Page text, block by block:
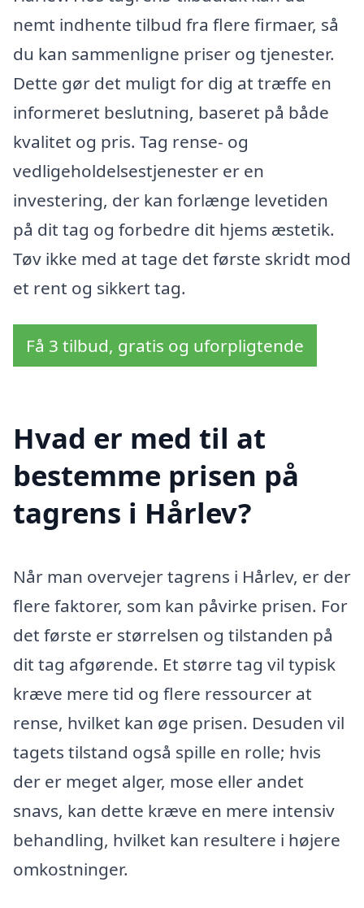
nemt indhente tilbud fra flere firmaer, så
du kan sammenligne priser og tjenester.
Dette gør det muligt for dig at træffe en
informeret beslutning, baseret på både
kvalitet og pris. Tag rense- og
vedligeholdelsestjenester er en
investering, der kan forlænge levetiden
på dit tag og forbedre dit hjems æstetik.
Tøv ikke med at tage det første skridt mod
et rent og sikkert tag.
Få 3 tilbud, gratis og uforpligtende
Hvad er med til at
bestemme prisen på
tagrens i Hårlev?
Når man overvejer tagrens i Hårlev, er der
flere faktorer, som kan påvirke prisen. For
det første er størrelsen og tilstanden på
dit tag afgørende. Et større tag vil typisk
kræve mere tid og flere ressourcer at
rense, hvilket kan øge prisen. Desuden vil
tagets tilstand også spille en rolle; hvis
der er meget alger, mose eller andet
snavs, kan dette kræve en mere intensiv
behandling, hvilket kan resultere i højere
omkostninger.